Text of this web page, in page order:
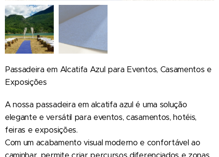
Passadeira em Alcatifa Azul para Eventos, Casamentos e
Exposições
A nossa passadeira em alcatifa azul é uma solução
elegante e versátil para eventos, casamentos, hotéis,
feiras e exposições.
Com um acabamento visual moderno e confortável ao